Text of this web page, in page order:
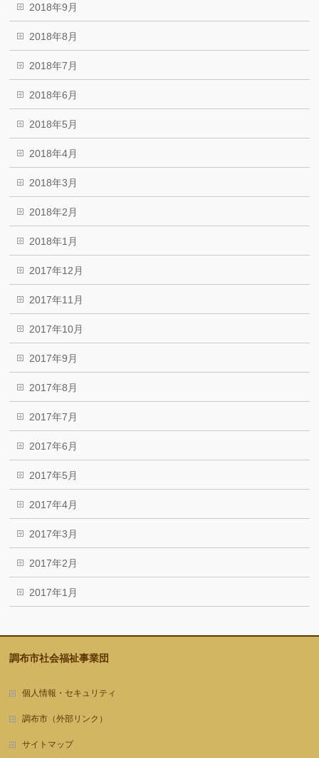
2018年9月
2018年8月
2018年7月
2018年6月
2018年5月
2018年4月
2018年3月
2018年2月
2018年1月
2017年12月
2017年11月
2017年10月
2017年9月
2017年8月
2017年7月
2017年6月
2017年5月
2017年4月
2017年3月
2017年2月
2017年1月
調布市社会福祉事業団
個人情報・セキュリティ
調布市（外部リンク）
サイトマップ